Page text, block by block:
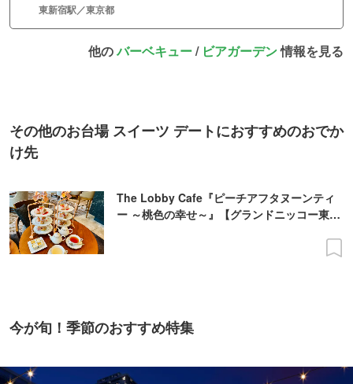
東新宿駅／東京都
他のバーベキュー/ ビアガーデン情報を見る
その他のお台場 スイーツ デートにおすすめのおでか
け先
The Lobby Cafe『ピーチアフタヌーンティ
ー ～桃色の幸せ～』【グランドニッコー東京
今が旬！季節のおすすめ特集